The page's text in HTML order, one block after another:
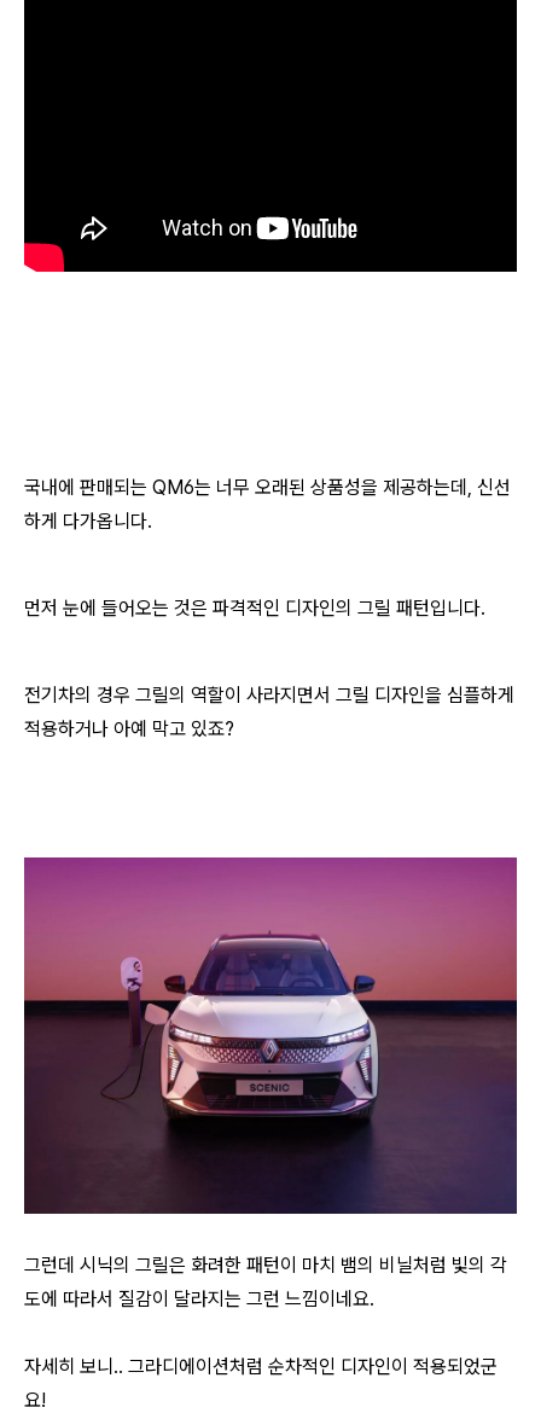
국내에 판매되는 QM6는 너무 오래된 상품성을 제공하는데, 신선
하게 다가옵니다.
먼저 눈에 들어오는 것은 파격적인 디자인의 그릴 패턴입니다.
전기차의 경우 그릴의 역할이 사라지면서 그릴 디자인을 심플하게
적용하거나 아예 막고 있죠?
그런데 시닉의 그릴은 화려한 패턴이 마치 뱀의 비닐처럼 빛의 각
도에 따라서 질감이 달라지는 그런 느낌이네요.
자세히 보니.. 그라디에이션처럼 순차적인 디자인이 적용되었군
요!